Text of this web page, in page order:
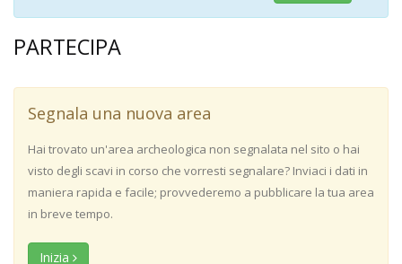
PARTECIPA
Segnala una nuova area
Hai trovato un'area archeologica non segnalata nel sito o hai
visto degli scavi in corso che vorresti segnalare? Inviaci i dati in
maniera rapida e facile; provvederemo a pubblicare la tua area
in breve tempo.
Inizia